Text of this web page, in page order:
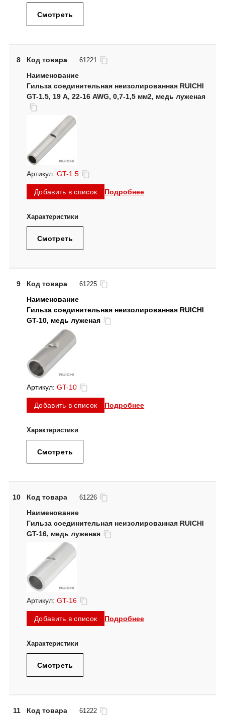
Смотреть
8 Код товара 61221
Гильза соединительная неизолированная RUICHI
GT-1.5, 19 А, 22-16 AWG, 0,7-1,5 мм2, медь луженая
Артикул: GT-1.5
Добавить в список Подробнее
Смотреть
9 Код товара 61225
Гильза соединительная неизолированная RUICHI
GT-10, медь луженая
Артикул: GT-10
Добавить в список Подробнее
Смотреть
10 Код товара 61226
Гильза соединительная неизолированная RUICHI
GT-16, медь луженая
Артикул: GT-16
Добавить в список Подробнее
Смотреть
11 Код товара 61222